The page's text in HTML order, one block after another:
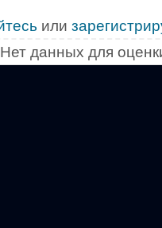
или
Нет данных для